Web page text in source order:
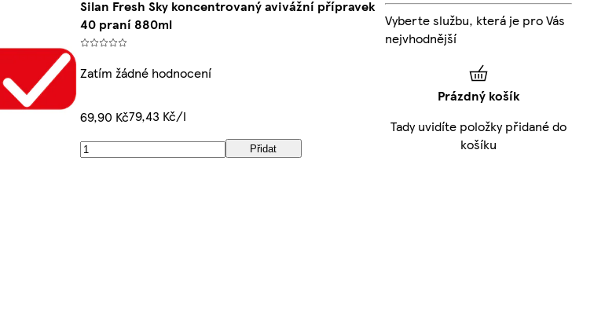
Silan Fresh Sky koncentrovaný avivážní přípravek
40 praní 880ml
Zatím žádné hodnocení
69,90 Kč79,43 Kč/l
Přidat
Vyberte službu, která je pro Vás
nejvhodnější
Prázdný košík
Tady uvidíte položky přidané do
košíku